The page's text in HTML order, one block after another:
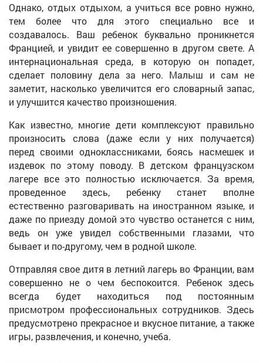
Однако, отдых отдыхом, а учиться все ровно нужно,
тем более что для этого специально все и
создавалось. Ваш ребенок буквально проникнется
Францией, и увидит ее совершенно в другом свете. А
интернациональная среда, в которую он попадет,
сделает половину дела за него. Малыш и сам не
заметит, насколько увеличится его словарный запас,
и улучшится качество произношения.
Как известно, многие дети комплексуют правильно
произносить слова (даже если у них получается)
перед своими одноклассниками, боясь насмешек и
издевок по этому поводу. В детском французском
лагере все это полностью исключается. За время,
проведенное здесь, ребенку станет вполне
естественно разговаривать на иностранном языке, и
даже по приезду домой это чувство останется с ним,
ведь он уже увидел собственными глазами, что
бывает и по-другому, чем в родной школе.
Отправляя свое дитя в летний лагерь во Франции, вам
совершенно не о чем беспокоится. Ребенок здесь
всегда будет находиться под постоянным
присмотром профессиональных сотрудников. Здесь
предусмотрено прекрасное и вкусное питание, а также
игры, развлечения, и конечно, учеба.